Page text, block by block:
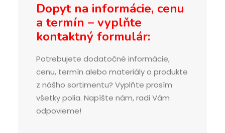
Dopyt na informácie, cenu
a termín – vyplňte
kontaktný formulár:
Potrebujete dodatočné informácie,
cenu, termín alebo materiály o produkte
z nášho sortimentu? Vyplňte prosím
všetky polia. Napíšte nám, radi Vám
odpovieme!